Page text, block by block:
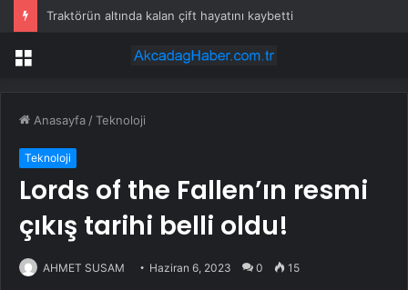
Traktörün altında kalan çift hayatını kaybetti
Menü
Anasayfa /Teknoloji
Teknoloji
Lords of the Fallen’ın resmi
çıkış tarihi belli oldu!
AHMET SUSAM Haziran 6, 2023 0 15